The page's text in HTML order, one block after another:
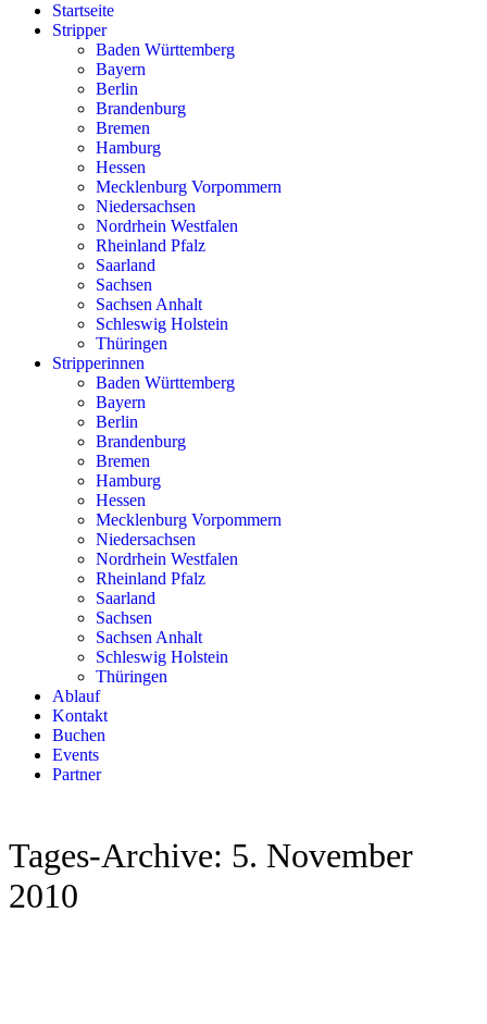
Startseite
Stripper
Baden Württemberg
Bayern
Berlin
Brandenburg
Bremen
Hamburg
Hessen
Mecklenburg Vorpommern
Niedersachsen
Nordrhein Westfalen
Rheinland Pfalz
Saarland
Sachsen
Sachsen Anhalt
Schleswig Holstein
Thüringen
Stripperinnen
Baden Württemberg
Bayern
Berlin
Brandenburg
Bremen
Hamburg
Hessen
Mecklenburg Vorpommern
Niedersachsen
Nordrhein Westfalen
Rheinland Pfalz
Saarland
Sachsen
Sachsen Anhalt
Schleswig Holstein
Thüringen
Ablauf
Kontakt
Buchen
Events
Partner
Tages-Archive: 5. November
2010